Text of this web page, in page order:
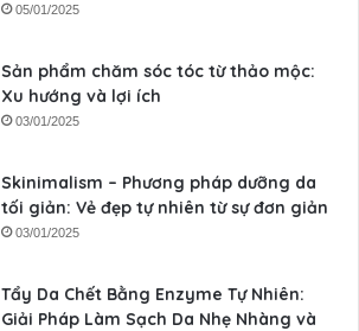
05/01/2025
Sản phẩm chăm sóc tóc từ thảo mộc:
Xu hướng và lợi ích
03/01/2025
Skinimalism – Phương pháp dưỡng da
tối giản: Vẻ đẹp tự nhiên từ sự đơn giản
03/01/2025
Tẩy Da Chết Bằng Enzyme Tự Nhiên:
Giải Pháp Làm Sạch Da Nhẹ Nhàng và